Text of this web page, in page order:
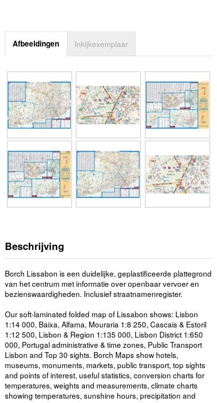
Afbeeldingen Inkijkexemplaar
Beschrijving
Borch Lissabon is een duidelijke, geplastificeerde plattegrond
van het centrum met informatie over openbaar vervoer en
bezienswaardigheden. Inclusief straatnamenregister.
Our soft-laminated folded map of Lissabon shows: Lisbon
1:14 000, Baixa, Alfama, Mouraria 1:8 250, Cascais & Estoril
1:12 500, Lisbon & Region 1:135 000, Lisbon District 1:650
000, Portugal administrative & time zones, Public Transport
Lisbon and Top 30 sights. Borch Maps show hotels,
museums, monuments, markets, public transport, top sights
and points of interest, useful statistics, conversion charts for
temperatures, weights and measurements, climate charts
showing temperatures, sunshine hours, precipitation and